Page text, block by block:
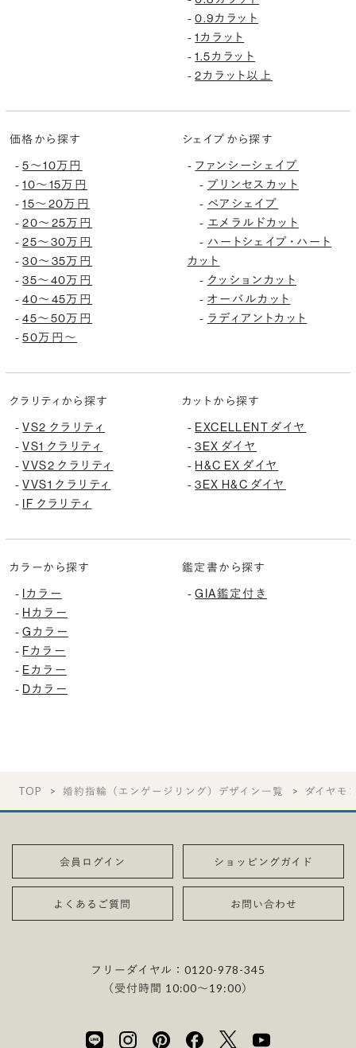
-0.9カラット
-1カラット
-1.5カラット
-2カラット以上
価格から探す
-5〜10万円
-10〜15万円
-15〜20万円
-20〜25万円
-25〜30万円
-30〜35万円
-35〜40万円
-40〜45万円
-45〜50万円
-50万円〜
シェイプから探す
- ファンシーシェイプ
- プリンセスカット
- ペアシェイプ
- エメラルドカット
- ハートシェイプ・ハート
カット
- クッションカット
- オーバルカット
- ラディアントカット
クラリティから探す
-VS2 クラリティ
-VS1 クラリティ
-VVS2 クラリティ
-VVS1 クラリティ
- IF クラリティ
カットから探す
- EXCELLENT ダイヤ
-3EX ダイヤ
- H&C EX ダイヤ
-3EX H&C ダイヤ
カラーから探す
- Iカラー
- Hカラー
-Gカラー
- Fカラー
- Eカラー
- Dカラー
鑑定書から探す
-GIA鑑定付き
TOP 婚約指輪（エンゲージリング）デザイン一覧 ダイヤモ
会員ログイン ショッピングガイド
よくあるご質問 お問い合わせ
フリーダイヤル：0120-978-345
（受付時間 10:00〜19:00）